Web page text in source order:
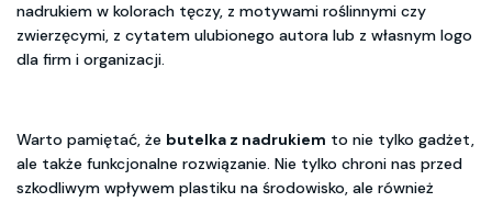
nadrukiem w kolorach tęczy, z motywami roślinnymi czy
zwierzęcymi, z cytatem ulubionego autora lub z własnym logo
dla firm i organizacji.
Warto pamiętać, że butelka z nadrukiem to nie tylko gadżet,
ale także funkcjonalne rozwiązanie. Nie tylko chroni nas przed
szkodliwym wpływem plastiku na środowisko, ale również